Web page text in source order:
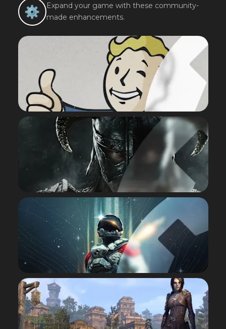
⚙️
Expand your game with these community-
made enhancements.
FALLOUT 4
PARCOURIR
SKYRIM
PARCOURIR
STARFIELD
PARCOURIR